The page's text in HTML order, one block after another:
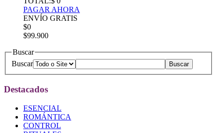
PAGAR AHORA
ENVÍO GRATIS
$0
$99.900
Buscar
Buscar
Destacados
ESENCIAL
ROMÁNTICA
CONTROL